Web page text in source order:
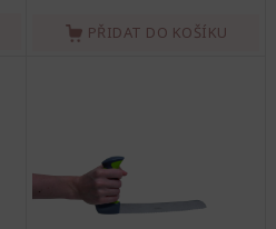
PŘIDAT DO KOŠÍKU